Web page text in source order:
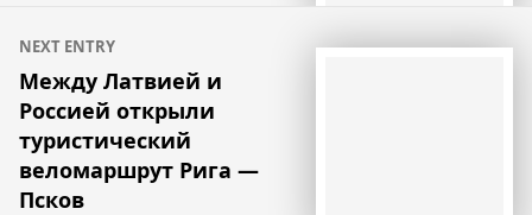
NEXT ENTRY
Между Латвией и
Россией открыли
туристический
веломаршрут Рига —
Псков